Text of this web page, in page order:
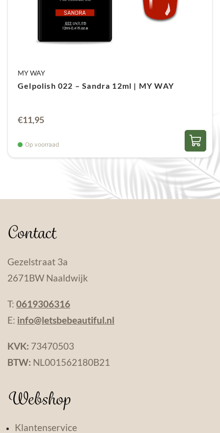
MY WAY
Gelpolish 022 – Sandra 12ml | MY WAY
€11,95
Op voorraad
Contact
Gezelstraat 3a
2671BW Naaldwijk
T: 0619306316
E: info@letsbebeautiful.nl
KVK: 73470503
BTW: NL001562180B21
Webshop
Klantenservice